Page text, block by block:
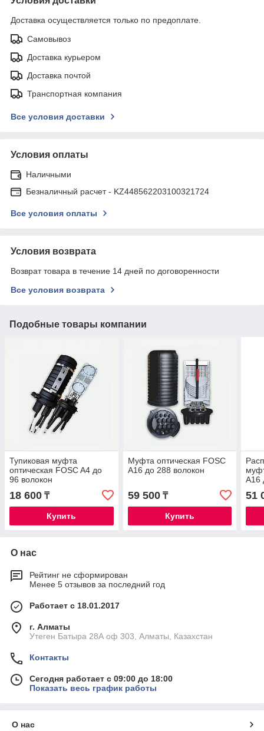
Доставка осуществляется только по предоплате.
Самовывоз
Доставка курьером
Доставка почтой
Транспортная компания
Все условия доставки
Условия оплаты
Наличными
Безналичный расчет - KZ448562203100321724
Все условия оплаты
Условия возврата
Возврат товара в течение 14 дней по договоренности
Все условия возврата
Подобные товары компании
Тупиковая муфта
оптическая FOSC A4 до
96 волокон
18 600 ₸
Купить
Муфта оптическая FOSC
A16 до 288 волокон
59 500₸
Купить
A16
51
О нас
Рейтинг не сформирован
Менее 5 отзывов за последний год
Работает с 18.01.2017
г. Алматы
Утеген Батыра 28А оф 303, Алматы, Казахстан
Контакты
Сегодня работает с 09:00 до 18:00
Показать весь график работы
О нас